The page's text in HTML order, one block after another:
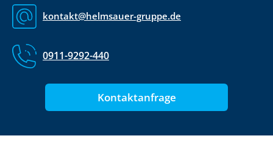
kontakt@helmsauer-gruppe.de
0911-9292-440
Kontaktanfrage